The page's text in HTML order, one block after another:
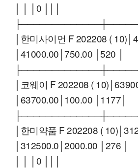
│ │ │0 │││
│한미사이언 F 202208 (
│41000.00│750.00 │520 │
│코웨이 F 202208 (
│63700.00│100.00 │1177│
│한미약품 F 202208 (
│312500.0│2000.00 │276 │
│ │ │0 │││